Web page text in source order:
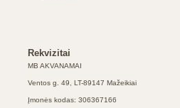
Rekvizitai
MB AKVANAMAI
Ventos g. 49, LT-89147 Mažeikiai
Įmonės kodas: 306367166